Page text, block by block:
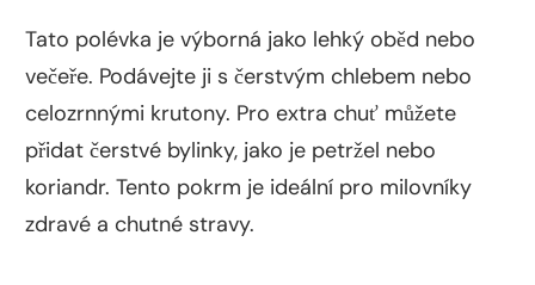
Tato polévka je výborná jako lehký oběd nebo
večeře. Podávejte ji s čerstvým chlebem nebo
celozrnnými krutony. Pro extra chuť můžete
přidat čerstvé bylinky, jako je petržel nebo
koriandr. Tento pokrm je ideální pro milovníky
zdravé a chutné stravy.